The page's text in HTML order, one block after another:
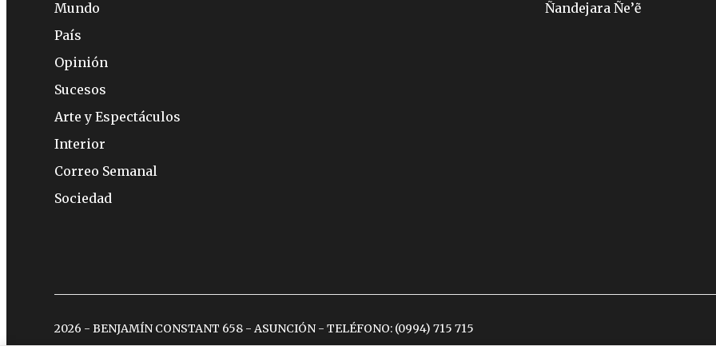
Mundo
País
Opinión
Sucesos
Arte y Espectáculos
Interior
Correo Semanal
Sociedad
Ñandejara Ñe’ẽ
2026 - BENJAMÍN CONSTANT 658 - ASUNCIÓN - TELÉFONO: (0994) 715 715